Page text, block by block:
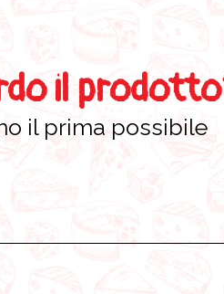
il
il prima possibile